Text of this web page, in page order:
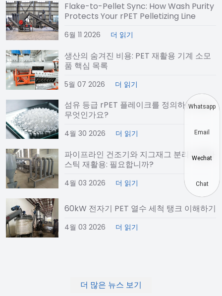
Flake-to-Pellet Sync: How Wash Purity
Protects Your rPET Pelletizing Line
6월 11 2026 더 읽기
생산의 숨겨진 비용: PET 재활용 기계 소모
품 핵심 목록
5월 07 2026 더 읽기
섬유 등급 rPET 플레이크를 정의하는 것은
무엇인가요?
4월 30 2026 더 읽기
파이프라인 건조기와 지그재그 분리기 플라
스틱 재활용: 필요합니까?
4월 03 2026 더 읽기
60kW 전자기 PET 열수 세척 탱크 이해하기
4월 03 2026 더 읽기
더 많은 뉴스 보기
Whatsapp
Email
Wechat
Chat